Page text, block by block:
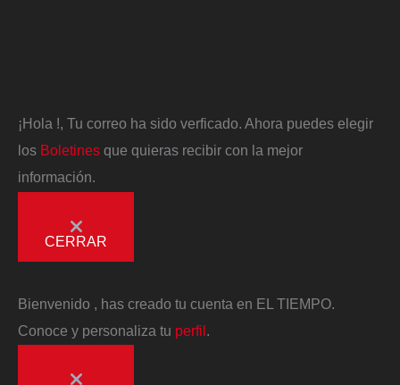
¡Hola !, Tu correo ha sido verficado. Ahora puedes elegir
los Boletines que quieras recibir con la mejor
información.
CERRAR
Bienvenido
, has creado tu cuenta en EL TIEMPO.
Conoce y personaliza tu perfil